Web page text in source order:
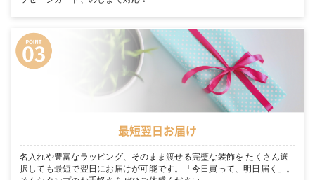
最短翌日お届け
名入れや豊富なラッピング、そのまま渡せる完璧な装飾を たくさん選
択しても最短で翌日にお届けが可能です。「今日買って、明日届く」。